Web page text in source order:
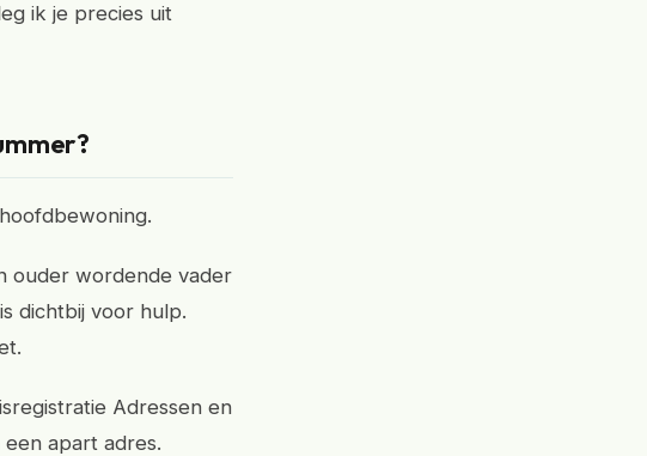
ik je precies uit
ouder wordende vader
dichtbij voor hulp.
Adressen en
apart adres.